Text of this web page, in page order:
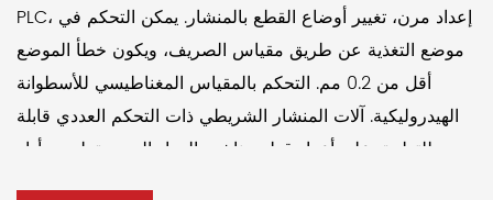
PLC، إعداد مرن، تغيير أوضاع القطع بالمنشار. يمكن التحكم في
موضع التغذية عن طريق مقياس الصريف، ويكون خطأ الموضع
أقل من 0.2 مم. التحكم بالمقياس المغناطيسي للأسطوانة
الهيدروليكية. آلات المنشار الشريطي ذات التحكم العددي قابلة
للتطبيق على أعداد قطع مناشير المواد الموحدة. لديهم أداء